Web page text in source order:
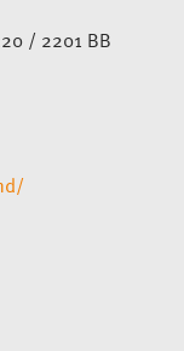
/ 2201 BB